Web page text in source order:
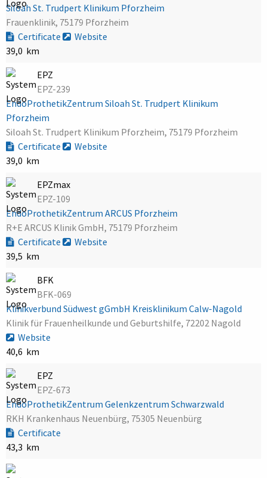
Siloah St. Trudpert Klinikum Pforzheim
Frauenklinik, 75179 Pforzheim
Certificate
Website
39,0 km
EPZ
EPZ-239
EndoProthetikZentrum Siloah St. Trudpert Klinikum
Pforzheim
Siloah St. Trudpert Klinikum Pforzheim, 75179 Pforzheim
Certificate
Website
39,0 km
EPZmax
EPZ-109
EndoProthetikZentrum ARCUS Pforzheim
R+E ARCUS Klinik GmbH, 75179 Pforzheim
Certificate
Website
39,5 km
BFK
BFK-069
Klinikverbund Südwest gGmbH Kreisklinikum Calw-Nagold
Klinik für Frauenheilkunde und Geburtshilfe, 72202 Nagold
Website
40,6 km
EPZ
EPZ-673
EndoProthetikZentrum Gelenkzentrum Schwarzwald
RKH Krankenhaus Neuenbürg, 75305 Neuenbürg
Certificate
43,3 km